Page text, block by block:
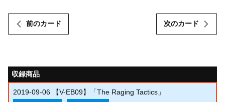
前のカード 次のカード
収録商品
2019-09-06 【V-EB09】「The Raging Tactics」